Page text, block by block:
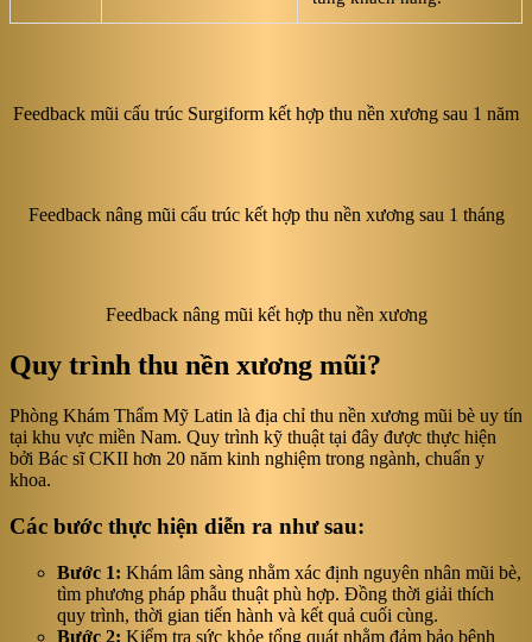
Feedback mũi cấu trúc Surgiform kết hợp thu nền xương sau 1 năm
Feedback nâng mũi cấu trúc kết hợp thu nền xương sau 1 tháng
Feedback nâng mũi kết hợp thu nền xương
Quy trình thu nền xương mũi?
Phòng Khám Thẩm Mỹ Latin là địa chỉ thu nền xương mũi bè uy tín
tại khu vực miền Nam. Quy trình kỹ thuật tại đây được thực hiện
bởi Bác sĩ CKII hơn 20 năm kinh nghiệm trong ngành, chuẩn y
khoa.
Các bước thực hiện diễn ra như sau:
Bước 1: Khám lâm sàng nhằm xác định nguyên nhân mũi bè,
tìm phương pháp phẫu thuật phù hợp. Đồng thời giải thích
quy trình, thời gian tiến hành và kết quả cuối cùng.
Bước 2: Kiểm tra sức khỏe tổng quát nhằm đảm bảo bệnh